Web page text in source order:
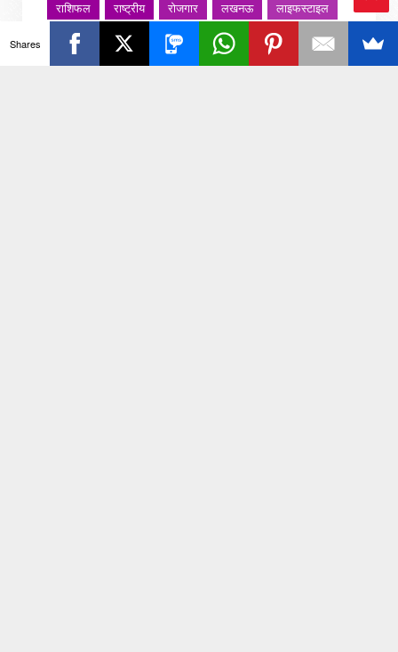
राशिफल
राष्ट्रीय रोजगार लखनऊ
लाइफस्टाइल
लाइफ़स्टाइल
वायरल वीडियो विविध
व्यापार
शख्सियत
शख़्सियत शिक्षा समाज
संस्कार
Ba
ck
Shares